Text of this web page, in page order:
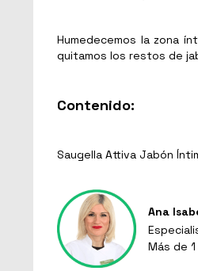
Humedecemos la zona
quitamos los restos de
Contenido:
Saugella Attiva Jabón
Ana
Más de